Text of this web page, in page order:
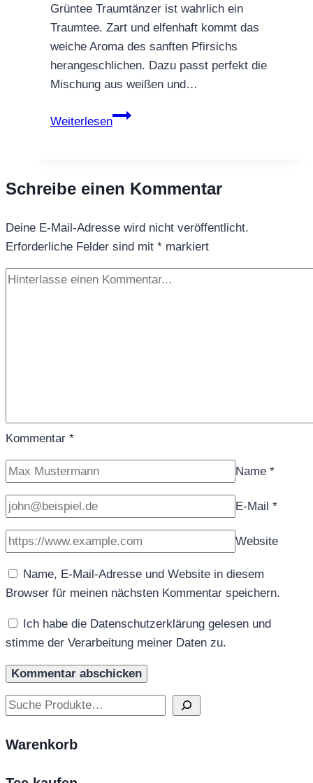
Grüntee Traumtänzer ist wahrlich ein
Traumtee. Zart und elfenhaft kommt das
weiche Aroma des sanften Pfirsichs
herangeschlichen. Dazu passt perfekt die
Mischung aus weißen und…
Weiterlesen
Grüntee
Schreibe einen Kommentar
Deine E-Mail-Adresse wird nicht veröffentlicht.
Erforderliche Felder sind mit * markiert
Kommentar *
Name *
E-Mail *
Website
Name, E-Mail-Adresse und Website in diesem
Browser für meinen nächsten Kommentar speichern.
Ich habe die Datenschutzerklärung gelesen und
stimme der Verarbeitung meiner Daten zu.
Suchen
Warenkorb